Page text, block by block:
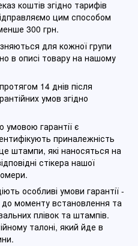
коштів згідно тарифів
цим способом
300 грн.
для кожної групи
в описі товару на нашому
14 днів після
умов згідно
умовою гарантії є
приналежність
штампи, які наносяться на
стікера нашої
особливі умови гарантії -
до моменту встановлення та
плівок та штампів.
талоні, який йде в